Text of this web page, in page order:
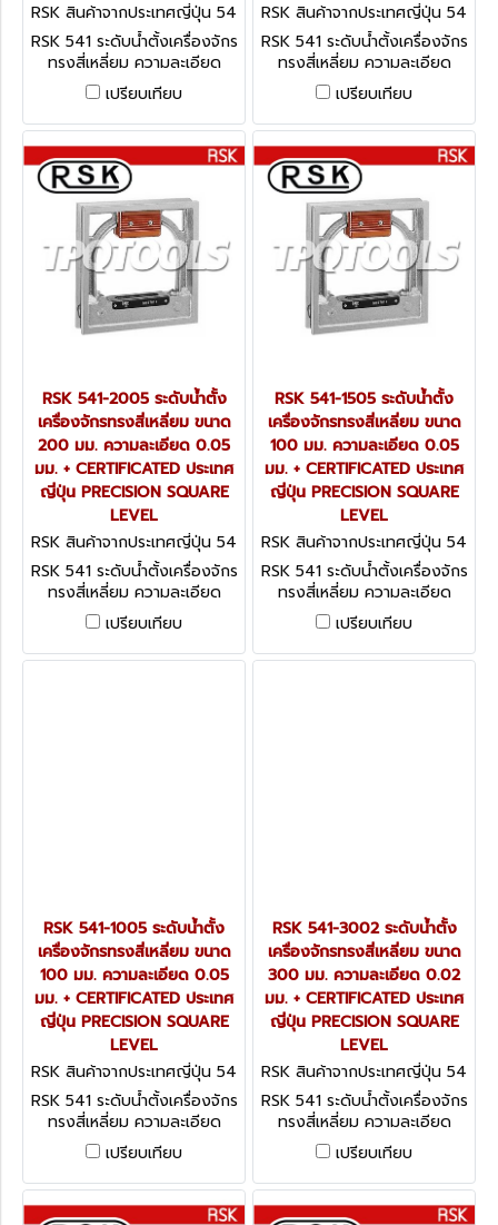
RSK สินค้าจากประเทศญี่ปุ่น 54
1-3005
RSK 541 ระดับน้ำตั้งเครื่องจักร
ทรงสี่เหลี่ยม ความละเอียด
0.05 มม. + CERTIFICATED
ประเทศญี่ปุ่น PRECISION
SQUARE LEVEL
เปรียบเทียบ
RSK สินค้าจากประเทศญี่ปุ่น 54
1-2505
RSK 541 ระดับน้ำตั้งเครื่องจักร
ทรงสี่เหลี่ยม ความละเอียด
0.05 มม. + CERTIFICATED
ประเทศญี่ปุ่น PRECISION
SQUARE LEVEL
เปรียบเทียบ
RSK 541-2005 ระดับน้ำตั้ง
เครื่องจักรทรงสี่เหลี่ยม ขนาด
200 มม. ความละเอียด 0.05
มม. + CERTIFICATED ประเทศ
ญี่ปุ่น PRECISION SQUARE
LEVEL
RSK สินค้าจากประเทศญี่ปุ่น 54
1-2005
RSK 541 ระดับน้ำตั้งเครื่องจักร
ทรงสี่เหลี่ยม ความละเอียด
0.05 มม. + CERTIFICATED
ประเทศญี่ปุ่น PRECISION
SQUARE LEVEL
เปรียบเทียบ
RSK 541-1505 ระดับน้ำตั้ง
เครื่องจักรทรงสี่เหลี่ยม ขนาด
100 มม. ความละเอียด 0.05
มม. + CERTIFICATED ประเทศ
ญี่ปุ่น PRECISION SQUARE
LEVEL
RSK สินค้าจากประเทศญี่ปุ่น 54
1-1505
RSK 541 ระดับน้ำตั้งเครื่องจักร
ทรงสี่เหลี่ยม ความละเอียด
0.05 มม. + CERTIFICATED
ประเทศญี่ปุ่น PRECISION
SQUARE LEVEL
เปรียบเทียบ
RSK 541-1005 ระดับน้ำตั้ง
เครื่องจักรทรงสี่เหลี่ยม ขนาด
100 มม. ความละเอียด 0.05
มม. + CERTIFICATED ประเทศ
ญี่ปุ่น PRECISION SQUARE
LEVEL
RSK สินค้าจากประเทศญี่ปุ่น 54
1-1005
RSK 541 ระดับน้ำตั้งเครื่องจักร
ทรงสี่เหลี่ยม ความละเอียด
0.05 มม. + CERTIFICATED
ประเทศญี่ปุ่น PRECISION
SQUARE LEVEL
เปรียบเทียบ
RSK 541-3002 ระดับน้ำตั้ง
เครื่องจักรทรงสี่เหลี่ยม ขนาด
300 มม. ความละเอียด 0.02
มม. + CERTIFICATED ประเทศ
ญี่ปุ่น PRECISION SQUARE
LEVEL
RSK สินค้าจากประเทศญี่ปุ่น 54
1-3002
RSK 541 ระดับน้ำตั้งเครื่องจักร
ทรงสี่เหลี่ยม ความละเอียด
0.02 มม. + CERTIFICATED
ประเทศญี่ปุ่น PRECISION
SQUARE LEVEL
เปรียบเทียบ